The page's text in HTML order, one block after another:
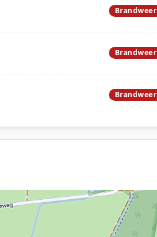
Brandweer
Brandweer
Brandweer